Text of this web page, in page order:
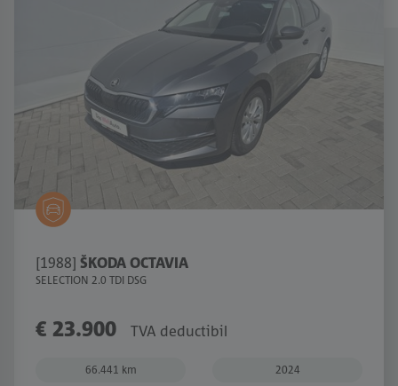
[1988] ŠKODA OCTAVIA
SELECTION 2.0 TDI DSG
€ 23.900 TVA deductibil
66.441 km 2024